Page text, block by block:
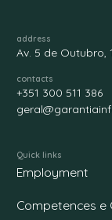
address
Av. 5 de Outubro,
contacts
+351 300 511 386
Quick links
Employment
Competences e